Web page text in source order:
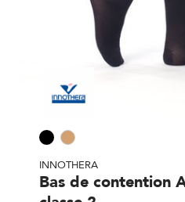
INNOTHERA
Bas de contention